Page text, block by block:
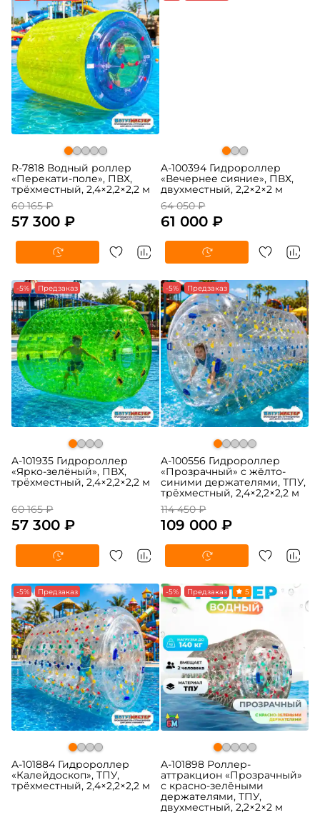
R-7818 Водный роллер
«Перекати-поле», ПВХ,
трёхместный, 2,4×2,2×2,2 м
60 165 ₽
57 300 ₽
A-100394 Гидророллер
«Вечернее сияние», ПВХ,
двухместный, 2,2×2×2 м
64 050 ₽
61 000 ₽
-5% Предзаказ
A-101935 Гидророллер
«Ярко-зелёный», ПВХ,
трёхместный, 2,4×2,2×2,2 м
60 165 ₽
57 300 ₽
-5% Предзаказ
A-100556 Гидророллер
«Прозрачный» с жёлто-
синими держателями, ТПУ,
трёхместный, 2,4×2,2×2,2 м
114 450 ₽
109 000 ₽
-5% Предзаказ
A-101884 Гидророллер
«Калейдоскоп», ТПУ,
трёхместный, 2,4×2,2×2,2 м
-5% Предзаказ 5
A-101898 Роллер-
аттракцион «Прозрачный»
с красно-зелёными
держателями, ТПУ,
двухместный, 2,2×2×2 м